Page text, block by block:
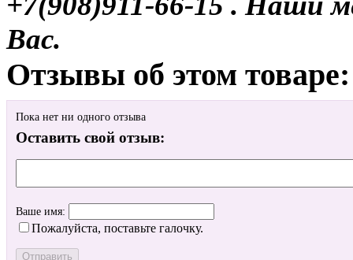
Вас.
Отзывы об этом товаре:
Пока нет ни одного отзыва
Оставить свой отзыв:
Ваше имя:
Пожалуйста, поставьте галочку.